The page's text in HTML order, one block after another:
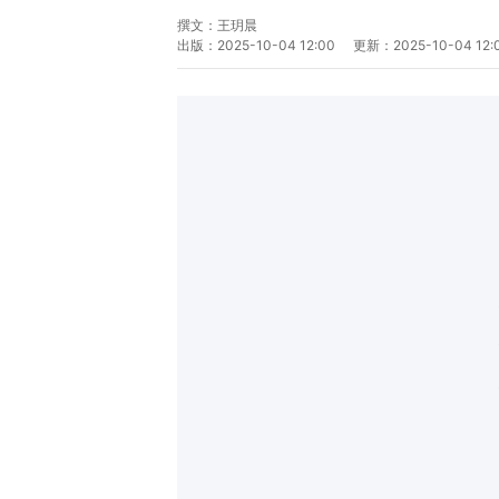
撰文： 王玥晨
出版： 2025-10-04 12:00 更新： 2025-10-04